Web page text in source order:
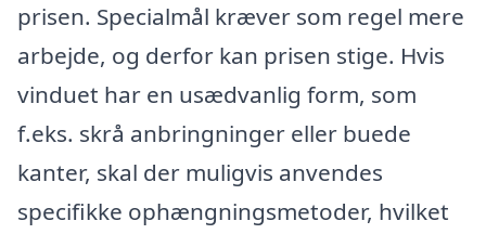
prisen. Specialmål kræver som regel mere
arbejde, og derfor kan prisen stige. Hvis
vinduet har en usædvanlig form, som
f.eks. skrå anbringninger eller buede
kanter, skal der muligvis anvendes
specifikke ophængningsmetoder, hvilket